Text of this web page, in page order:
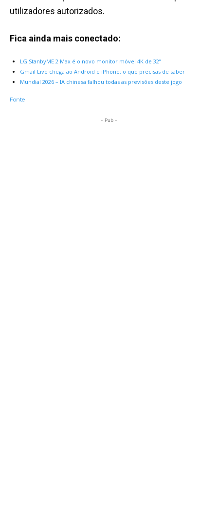
utilizadores autorizados.
Fica ainda mais conectado:
LG StanbyME 2 Max é o novo monitor móvel 4K de 32”
Gmail Live chega ao Android e iPhone: o que precisas de saber
Mundial 2026 – IA chinesa falhou todas as previsões deste jogo
Fonte
- Pub -